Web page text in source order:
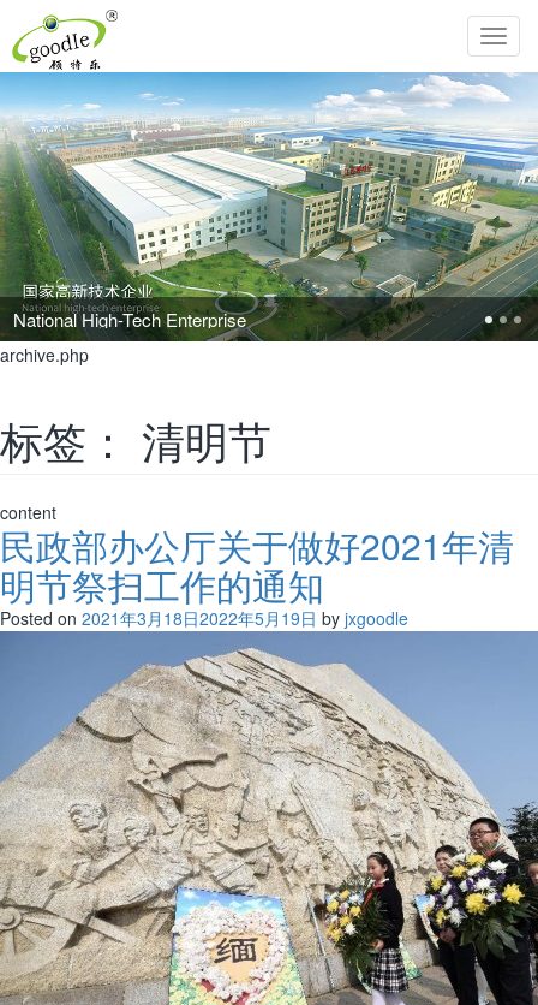
National High-Tech Enterprise
archive.php
标签： 清明节
content
民政部办公厅关于做好2021年清
明节祭扫工作的通知
Posted on 2021年3月18日2022年5月19日 by jxgoodle